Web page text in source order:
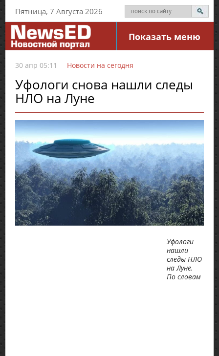
Пятница, 7 Августа 2026
Показать меню
30 апр 05:11 Новости на сегодня
Уфологи снова нашли следы
НЛО на Луне
Уфологи
нашли
следы НЛО
на Луне.
По словам